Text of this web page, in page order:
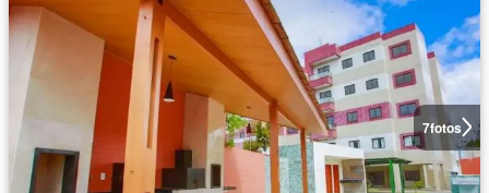
7fotos